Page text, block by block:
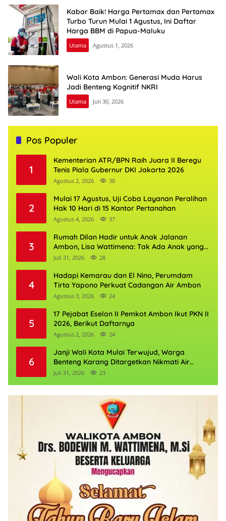
Kabar Baik! Harga Pertamax dan Pertamax
Turbo Turun Mulai 1 Agustus, Ini Daftar
Harga BBM di Papua-Maluku
Utama Agustus 1, 2026
Wali Kota Ambon: Generasi Muda Harus
Jadi Benteng Kognitif NKRI
Utama Juli 30, 2026
Pos Populer
1
Kementerian ATR/BPN Raih Juara II Beregu
Tenis Piala Gubernur DKI Jakarta 2026
Agustus 2, 2026 38
2
Mulai 17 Agustus, Uji Coba Layanan Peralihan
Hak 10 Hari di 15 Kantor Pertanahan
Agustus 4, 2026 37
3
Rumah Dilan Hadir untuk Anak Jalanan
Ambon, Lisa Wattimena: Tak Ada Anak yang
Boleh Kehilangan Masa Depannya
Juli 31, 2026 28
4
Hadapi Kemarau dan El Nino, Perumdam
Tirta Yapono Perkuat Cadangan Air Ambon
Agustus 3, 2026 24
5
17 Pejabat Eselon II Pemkot Ambon Ikut PKN II
2026, Berikut Daftarnya
Agustus 2, 2026 24
6
Janji Wali Kota Mulai Terwujud, Warga
Benteng Karang Ditargetkan Nikmati Air
Bersih Pekan Kedua Agustus
Juli 31, 2026 23